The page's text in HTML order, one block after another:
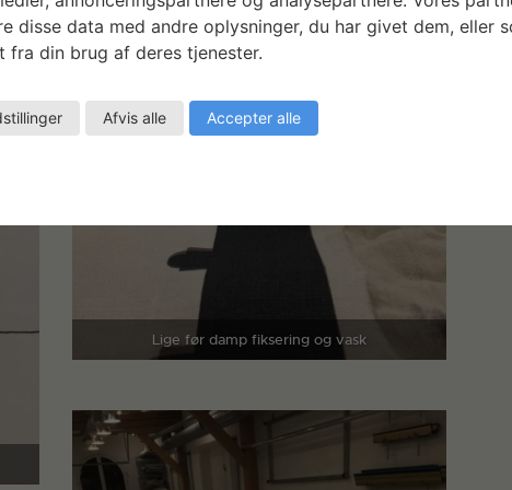
Lige før damp fiksering og vask
disse data med andre oplysninger, du har givet dem, eller
fra din brug af deres tjenester.
Afvis alle Accepter alle